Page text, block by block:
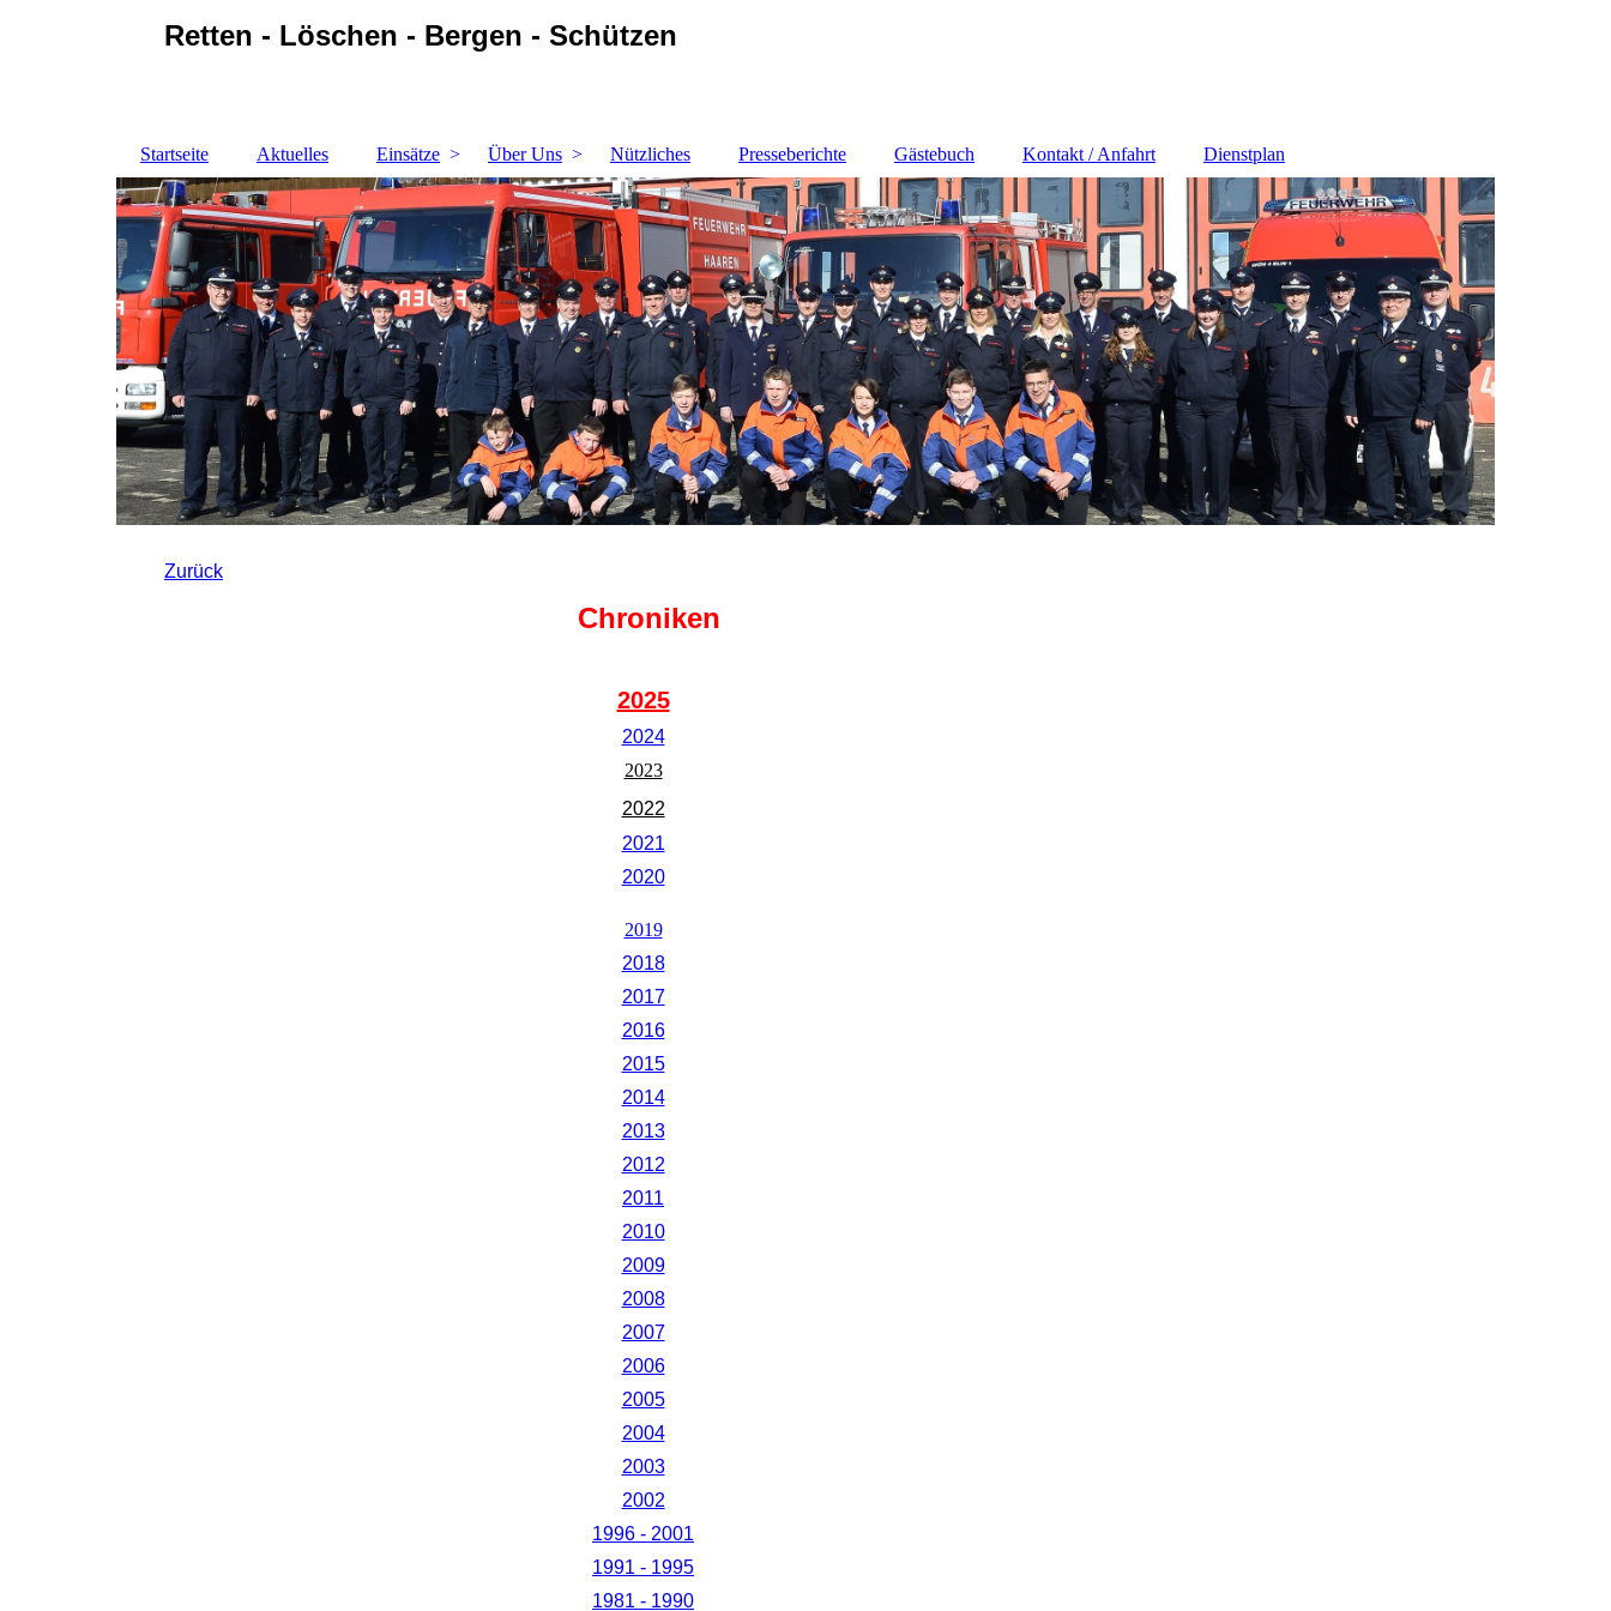
Retten - Löschen - Bergen - Schützen
Startseite Aktuelles Einsätze Über Uns Nützliches Presseberichte Gästebuch Kontakt / Anfahrt Dienstplan
Zurück
Chroniken
2025
2024
2023
2022
2021
2020
2019
2018
2017
2016
2015
2014
2013
2012
2011
2010
2009
2008
2007
2006
2005
2004
2003
2002
1996 - 2001
1991 - 1995
1981 - 1990